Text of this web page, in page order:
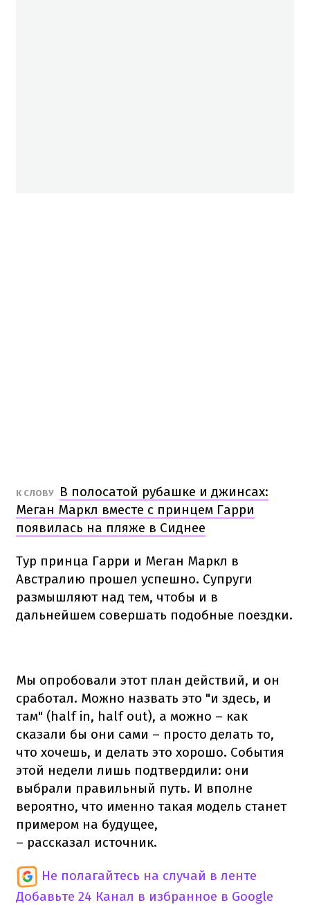
К СЛОВУ
В полосатой рубашке и джинсах:
Меган Маркл вместе с принцем Гарри
появилась на пляже в Сиднее
Тур принца Гарри и Меган Маркл в
Австралию прошел успешно. Супруги
размышляют над тем, чтобы и в
дальнейшем совершать подобные поездки.
Мы опробовали этот план действий, и он
сработал. Можно назвать это "и здесь, и
там" (half in, half out), а можно – как
сказали бы они сами – просто делать то,
что хочешь, и делать это хорошо. События
этой недели лишь подтвердили: они
выбрали правильный путь. И вполне
вероятно, что именно такая модель станет
примером на будущее,
– рассказал источник.
Не полагайтесь на случай в ленте
Добавьте 24 Канал в избранное в Google